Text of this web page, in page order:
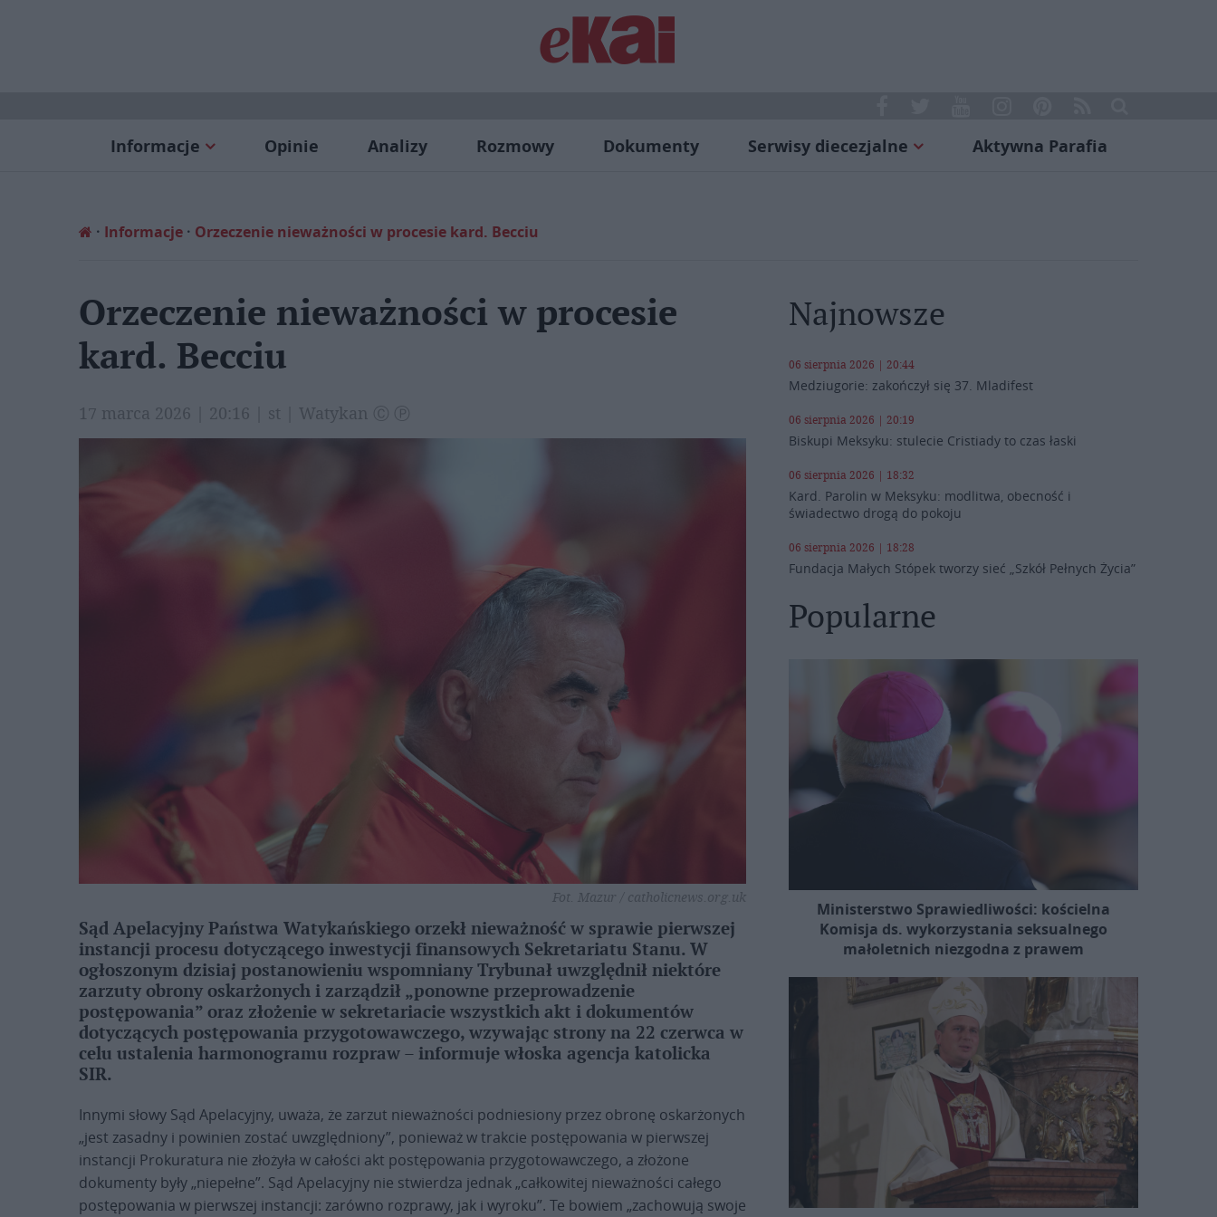
Informacje Opinie Analizy Rozmowy Dokumenty Serwisy diecezjalne Aktywna Parafia
Informacje Orzeczenie nieważności w procesie kard. Becciu
Orzeczenie nieważności w procesie
kard. Becciu
17 marca 2026 | 20:16 | st | Watykan Ⓒ Ⓟ
Fot. Mazur / catholicnews.org.uk
Sąd Apelacyjny Państwa Watykańskiego orzekł nieważność w sprawie pierwszej
instancji procesu dotyczącego inwestycji finansowych Sekretariatu Stanu. W
ogłoszonym dzisiaj postanowieniu wspomniany Trybunał uwzględnił niektóre
zarzuty obrony oskarżonych i zarządził „ponowne przeprowadzenie
postępowania” oraz złożenie w sekretariacie wszystkich akt i dokumentów
dotyczących postępowania przygotowawczego, wzywając strony na 22 czerwca w
celu ustalenia harmonogramu rozpraw – informuje włoska agencja katolicka
SIR.
Innymi słowy Sąd Apelacyjny, uważa, że zarzut nieważności podniesiony przez obronę oskarżonych
„jest zasadny i powinien zostać uwzględniony”, ponieważ w trakcie postępowania w pierwszej
instancji Prokuratura nie złożyła w całości akt postępowania przygotowawczego, a złożone
dokumenty były „niepełne”. Sąd Apelacyjny nie stwierdza jednak „całkowitej nieważności całego
postępowania w pierwszej instancji: zarówno rozprawy, jak i wyroku”. Te bowiem „zachowują swoje
Najnowsze
06 sierpnia 2026 | 20:44
Medziugorie: zakończył się 37. Mladifest
06 sierpnia 2026 | 20:19
Biskupi Meksyku: stulecie Cristiady to czas łaski
06 sierpnia 2026 | 18:32
Kard. Parolin w Meksyku: modlitwa, obecność i
świadectwo drogą do pokoju
06 sierpnia 2026 | 18:28
Fundacja Małych Stópek tworzy sieć „Szkół Pełnych Życia”
Popularne
Ministerstwo Sprawiedliwości: kościelna
Komisja ds. wykorzystania seksualnego
małoletnich niezgodna z prawem